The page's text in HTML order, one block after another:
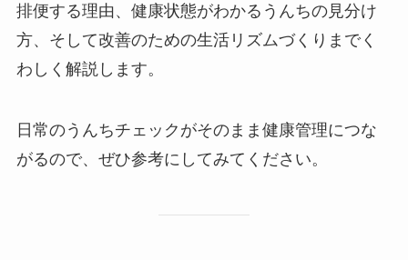
排便する理由、健康状態がわかるうんちの見分け
方、そして改善のための生活リズムづくりまでく
わしく解説します。
日常のうんちチェックがそのまま健康管理につな
がるので、ぜひ参考にしてみてください。